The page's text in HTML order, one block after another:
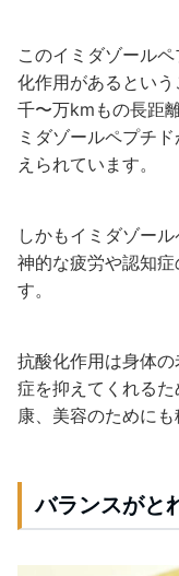
このイミダゾール
化作用があるとい
千〜万kmもの長距
ミダゾールペプチ
えられています。
しかもイミダゾー
神的な疲労や認知
す。
抗酸化作用は身体
症を抑えてくれる
康、美容のためにも
バランスがと